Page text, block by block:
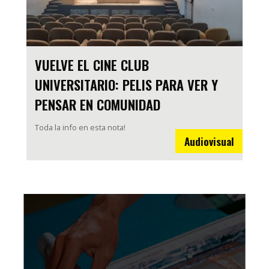
VUELVE EL CINE CLUB
UNIVERSITARIO: PELIS PARA VER Y
PENSAR EN COMUNIDAD
Toda la info en esta nota!
Audiovisual